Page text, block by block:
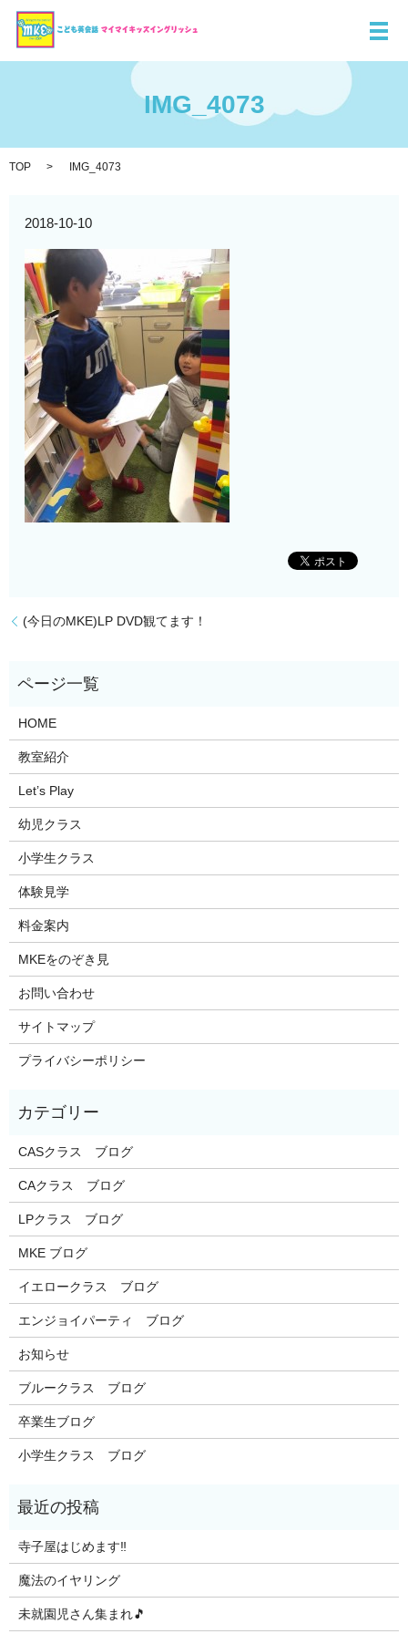
メ
IMG_4073
TOP IMG_4073
2018-10-10
(今日のMKE)LP DVD観てます！
HOME
教室紹介
Let’s Play
幼児クラス
小学生クラス
体験見学
料金案内
MKEをのぞき見
お問い合わせ
サイトマップ
プライバシーポリシー
CASクラス ブログ
CAクラス ブログ
LPクラス ブログ
MKE ブログ
イエロークラス ブログ
エンジョイパーティ ブログ
お知らせ
ブルークラス ブログ
卒業生ブログ
小学生クラス ブログ
寺子屋はじめます‼️
魔法のイヤリング
未就園児さん集まれ🎵